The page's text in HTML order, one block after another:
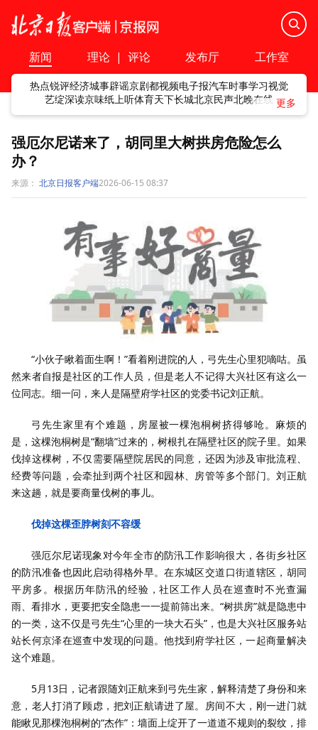
新闻 理论 | 评论 发布厅 工作室
热点锐评经济城事辟谣京剧都视频电子报汽车时事学习视觉
艺绽深读京味纸上听体育天下长城北京民声北晚在线
强厄尔尼诺来了，胡同里大树拱房危险怎么
办？
来源： 北京日报客户端2026-06-15 08:37
“小伙子瞅着面生啊！”看着刚进院的人，弓先生心里犯嘀咕。虽
然来者自报是社区的工作人员，但是老人不记得大兴社区有这么一
位同志。细一问，来人是隔壁府学社区的党委书记刘正航。
弓先生家里有个难题，房屋被一棵泡桐树挤得够呛。麻烦的
是，这棵泡桐树是“翻墙”过来的，树根扎在隔壁社区的院子里。如果
伐掉这棵树，不仅需要隔壁院居民的同意，还因为涉及审批流程、
经费等问题，会牵扯到两个社区和园林、房管等多个部门。刘正航
来这趟，就是要商量伐树的事儿。
伐掉这棵歪脖树刻不容缓
强厄尔尼诺现象对今年全市的防汛工作影响很大，各街乡社区
的防汛准备也因此启动得格外早。在东城区交道口街道辖区，胡同
平房多。根据历年防汛的经验，社区工作人员在巡查时不光查漏
雨、看排水，更要把安全隐患一一提前筛出来。“树拱房”就是隐患中
的一类，这不仅是弓先生“心里的一块大石头”，也是大兴社区服务站
站长何京泽在巡查中发现的问题。他找到府学社区，一起商量解决
这个难题。
5月13日，记者跟随刘正航来到弓先生家，解释清楚了身份和来
意，老人打消了顾虑，把刘正航请进了屋。房间不大，刚一进门就
能瞅见那棵泡桐树的“杰作”：墙面上绽开了一道道不规则的裂纹，排